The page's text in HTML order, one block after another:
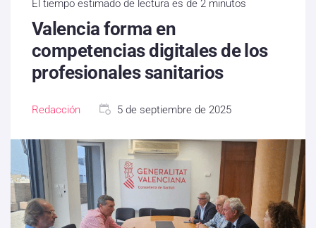
El tiempo estimado de lectura es de 2 minutos
Valencia forma en
competencias digitales de los
profesionales sanitarios
Redacción 5 de septiembre de 2025